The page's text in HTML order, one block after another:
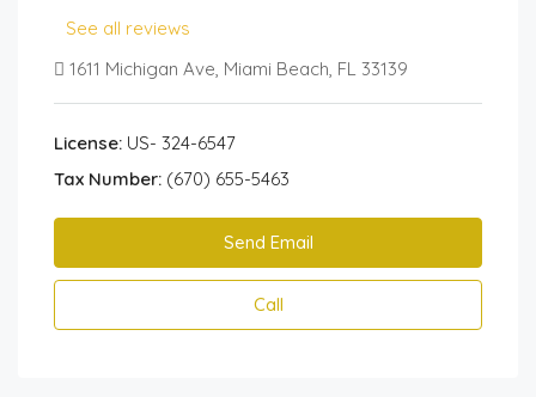
See all reviews
1611 Michigan Ave, Miami Beach, FL 33139
License: US- 324-6547
Tax Number: (670) 655-5463
Send Email
Call